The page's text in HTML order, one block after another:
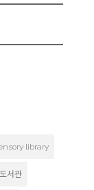
library
서관